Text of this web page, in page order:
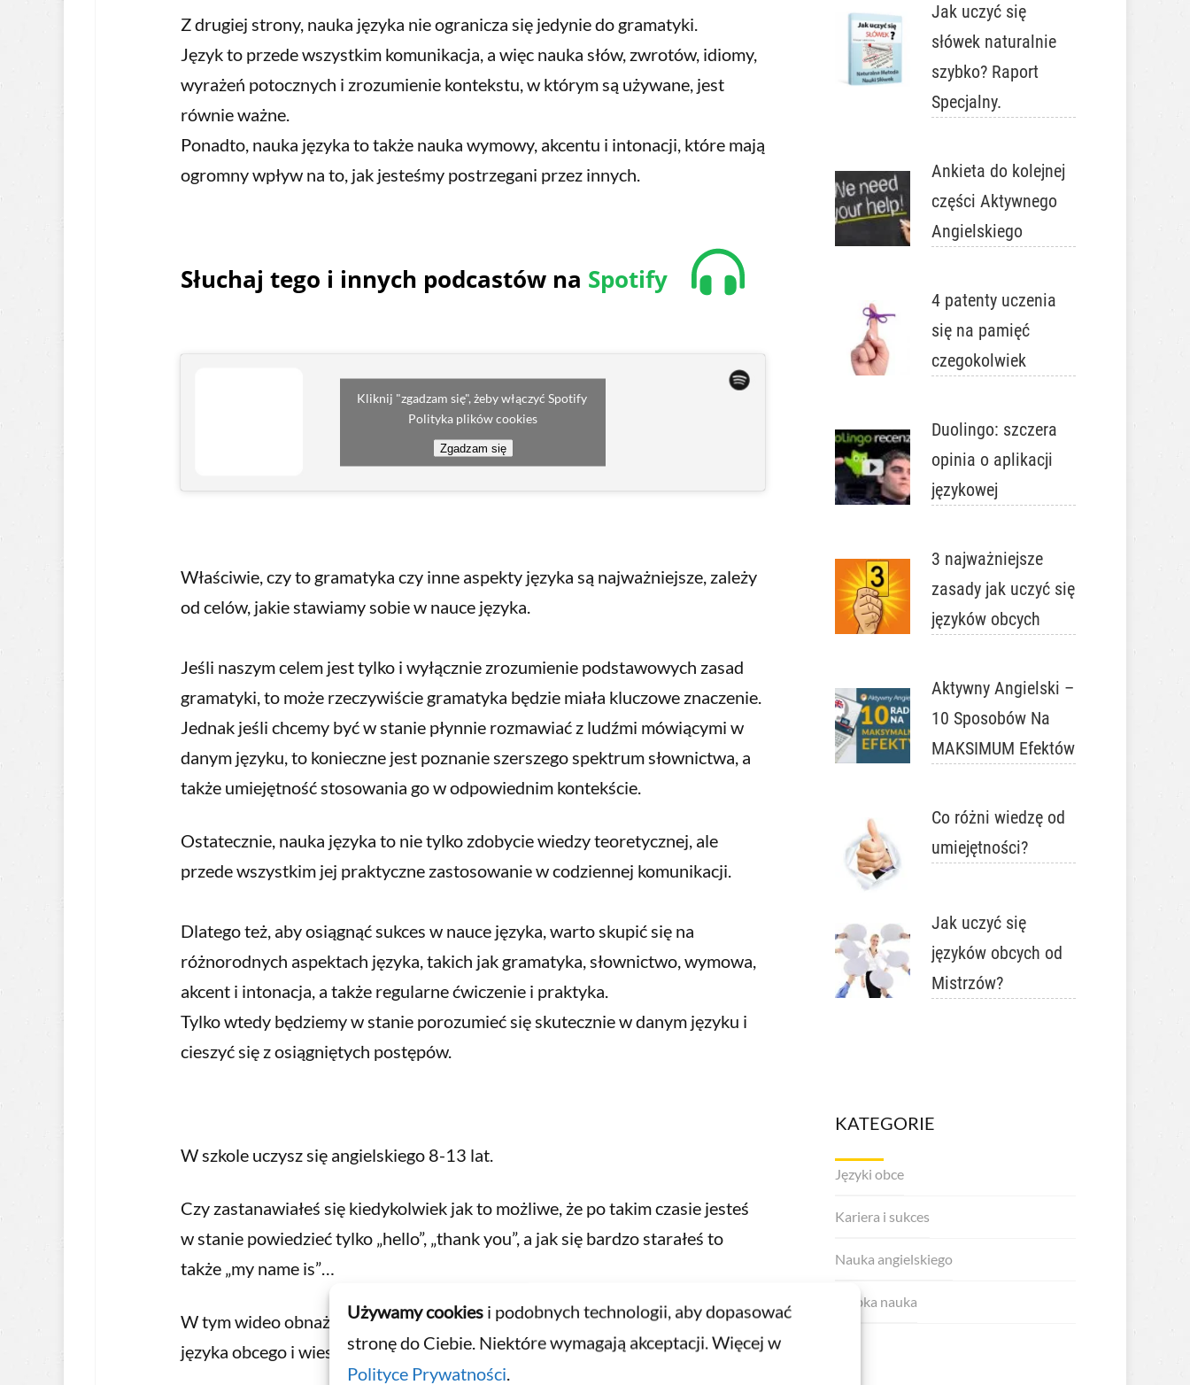
Używamy cookies i podobnych technologii, aby dopasować
stronę do Ciebie. Niektóre wymagają akceptacji. Więcej w
Polityce Prywatności
Z drugiej strony, nauka języka nie ogranicza się jedynie do gramatyki.
Język to przede wszystkim komunikacja, a więc nauka słów, zwrotów, idiomy,
wyrażeń potocznych i zrozumienie kontekstu, w którym są używane, jest
równie ważne.
Ponadto, nauka języka to także nauka wymowy, akcentu i intonacji, które mają
ogromny wpływ na to, jak jesteśmy postrzegani przez innych.
Słuchaj tego i innych podcastów na Spotify
Kliknij "zgadzam się", żeby włączyć Spotify
Polityka plików cookies
Zgadzam się
Właściwie, czy to gramatyka czy inne aspekty języka są najważniejsze, zależy
od celów, jakie stawiamy sobie w nauce języka.
Jeśli naszym celem jest tylko i wyłącznie zrozumienie podstawowych zasad
gramatyki, to może rzeczywiście gramatyka będzie miała kluczowe znaczenie.
Jednak jeśli chcemy być w stanie płynnie rozmawiać z ludźmi mówiącymi w
danym języku, to konieczne jest poznanie szerszego spektrum słownictwa, a
także umiejętność stosowania go w odpowiednim kontekście.
Ostatecznie, nauka języka to nie tylko zdobycie wiedzy teoretycznej, ale
przede wszystkim jej praktyczne zastosowanie w codziennej komunikacji.
Dlatego też, aby osiągnąć sukces w nauce języka, warto skupić się na
różnorodnych aspektach języka, takich jak gramatyka, słownictwo, wymowa,
akcent i intonacja, a także regularne ćwiczenie i praktyka.
Tylko wtedy będziemy w stanie porozumieć się skutecznie w danym języku i
cieszyć się z osiągniętych postępów.
W szkole uczysz się angielskiego 8-13 lat.
Czy zastanawiałeś się kiedykolwiek jak to możliwe, że po takim czasie jesteś
w stanie powiedzieć tylko „hello”, „thank you”, a jak się bardzo starałeś to
także „my name is”…
W tym wideo obnażam nieudolność standardowego podejścia do nauki
języka obcego i wieszam głównego winowajcę na szubienicy!
Jak uczyć się
słówek naturalnie
szybko? Raport
Specjalny.
Ankieta do kolejnej
części Aktywnego
Angielskiego
4 patenty uczenia
się na pamięć
czegokolwiek
Duolingo: szczera
opinia o aplikacji
językowej
3 najważniejsze
zasady jak uczyć się
języków obcych
Aktywny Angielski –
10 Sposobów Na
MAKSIMUM Efektów
Co różni wiedzę od
umiejętności?
Jak uczyć się
języków obcych od
Mistrzów?
KATEGORIE
Języki obce
Kariera i sukces
Nauka angielskiego
Szybka nauka